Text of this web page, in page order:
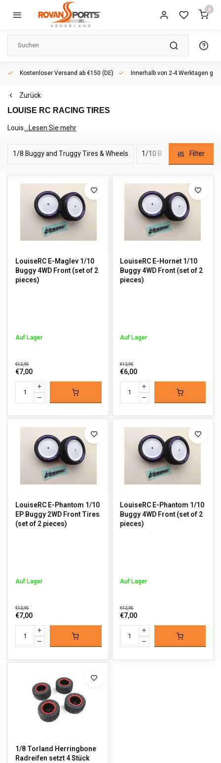
0
Kostenloser Versand ab €150 (DE) Innerhalb von 2-4 Werktagen
Zurück
LOUISE RC RACING TIRES
Louise RC Racing Tires
...Lesen Sie mehr
1/8 Buggy and Truggy Tires & Wheels 1/10 Buggy Tires &
Filter
LouiseRC E-Maglev 1/10
Buggy 4WD Front (set of 2
pieces)
Auf Lager
€12,95
€7,00
LouiseRC E-Hornet 1/10
Buggy 4WD Front (set of 2
pieces)
Auf Lager
€12,95
€6,00
LouiseRC E-Phantom 1/10
EP Buggy 2WD Front Tires
(set of 2 pieces)
Auf Lager
€12,95
€7,00
LouiseRC E-Phantom 1/10
Buggy 4WD Front (set of 2
pieces)
Auf Lager
€12,95
€7,00
1/8 Torland Herringbone
Radreifen setzt 4 Stück